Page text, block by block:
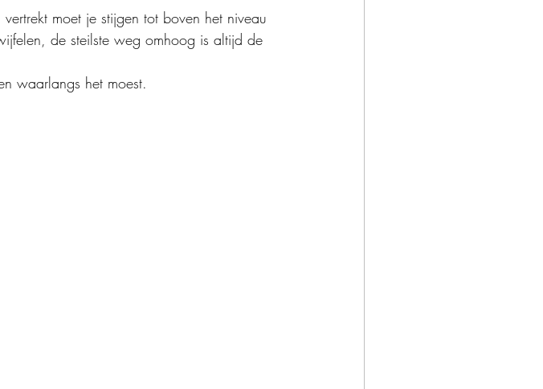
moet je stijgen tot boven het niveau
de steilste weg omhoog is altijd de
waarlangs het moest.